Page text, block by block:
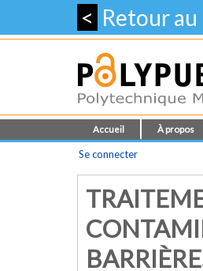
< Retour
Accueil À propos
Se connecter